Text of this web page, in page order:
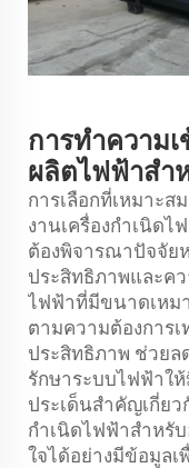
การทำความ
ผลิตไฟฟ้าสำ
การเลือกที่เหมาะสม
งานเครื่องกำเนิด
ต้องพิจารณาปัจจัย
ประสิทธิภาพและคว
ไฟฟ้าที่มีขนาดเหม
ตามความต้องการ
ประสิทธิภาพ ช่วยล
รักษาระบบไฟฟ้าใ
ประเด็นสำคัญเกี่ย
กำเนิดไฟฟ้าสำหรั
ใจได้อย่างมีข้อมูล